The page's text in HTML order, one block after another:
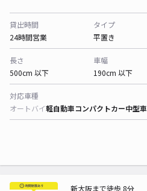
貸出時間
24時間営業
タイプ
平置き
長さ
500cm 以下
車幅
190cm 以下
対応車種
オートバイ軽自動車コンパクトカー中型車
新大阪まで徒歩 8分